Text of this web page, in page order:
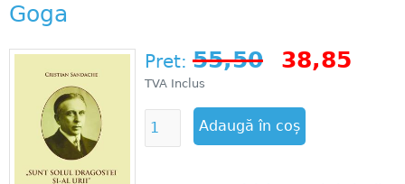
Goga
Pret: 55,50 38,85
TVA Inclus